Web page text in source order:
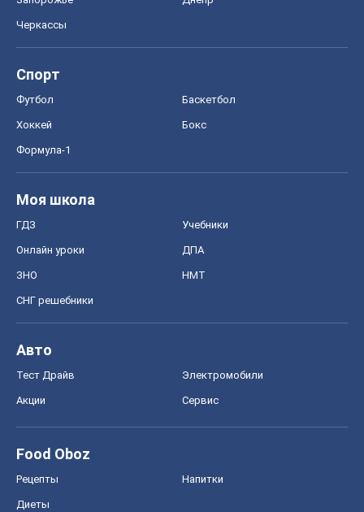
Черкассы
Спорт
Футбол Баскетбол
Хоккей Бокс
Формула-1
Моя школа
ГДЗ Учебники
Онлайн уроки ДПА
ЗНО НМТ
СНГ решебники
Авто
Тест Драйв Электромобили
Акции Сервис
Food Oboz
Рецепты Напитки
Диеты